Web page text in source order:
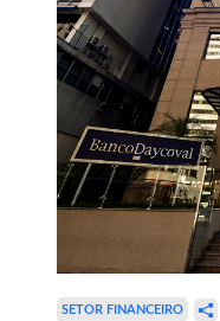
SETOR FINANCEIRO